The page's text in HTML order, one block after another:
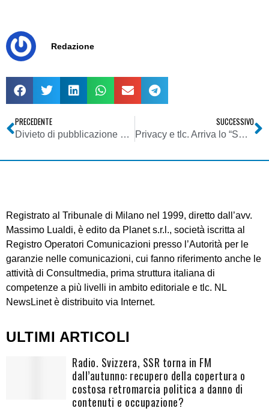
Redazione
PRECEDENTE
Divieto di pubblicazione e diffusione dei sondaggi politici ed elettorali a partire dal 9 maggio 2014
SUCCESSIVO
Privacy e tlc. Arriva lo “Sweep Day”: questa settimana il Garante controllerà le app per smartphone e tablet
Registrato al Tribunale di Milano nel 1999, diretto dall’avv.
Massimo Lualdi, è edito da Planet s.r.l., società iscritta al
Registro Operatori Comunicazioni presso l’Autorità per le
garanzie nelle comunicazioni, cui fanno riferimento anche le
attività di Consultmedia, prima struttura italiana di
competenze a più livelli in ambito editoriale e tlc. NL
NewsLinet è distribuito via Internet.
ULTIMI ARTICOLI
Radio. Svizzera, SSR torna in FM
dall’autunno: recupero della copertura o
costosa retromarcia politica a danno di
contenuti e occupazione?